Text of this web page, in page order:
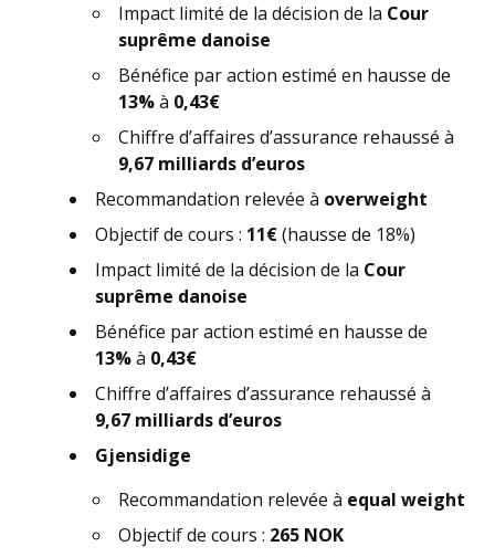
Impact limité de la décision de la Cour
suprême danoise
Bénéfice par action estimé en hausse de
13%à 0,43€
Chiffre d’affaires d’assurance rehaussé à
9,67 milliards d’euros
Recommandation relevée à overweight
Objectif de cours : 11€(hausse de 18%)
Impact limité de la décision de la Cour
suprême danoise
Bénéfice par action estimé en hausse de
13%à 0,43€
Chiffre d’affaires d’assurance rehaussé à
9,67 milliards d’euros
Gjensidige
Recommandation relevée à equal weight
Objectif de cours : 265 NOK